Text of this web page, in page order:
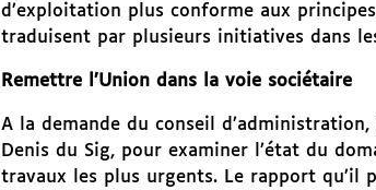
d’exploitation plus conforme aux
traduisent par plusieurs initiatives dans
Remettre l’Union dans la voie sociétaire
A la demande du conseil
Denis du Sig, pour examiner l’état du
travaux les plus urgents. Le rapport qu’il